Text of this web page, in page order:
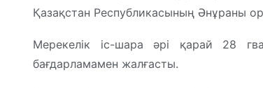
Қазақстан Республикасының Әнұраны
Мерекелік іс-шара әрі қарай 28
бағдарламамен жалғасты.